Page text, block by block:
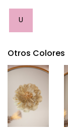
U
Otros Colores